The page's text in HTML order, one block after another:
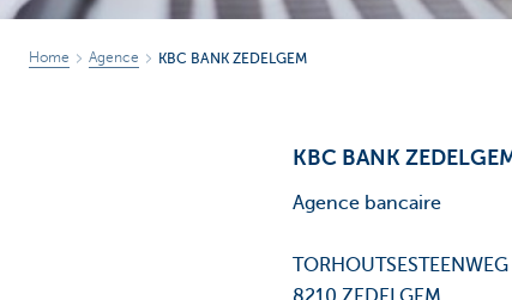
Home Agence KBC BANK ZEDELGEM
KBC BANK
Agence bancaire